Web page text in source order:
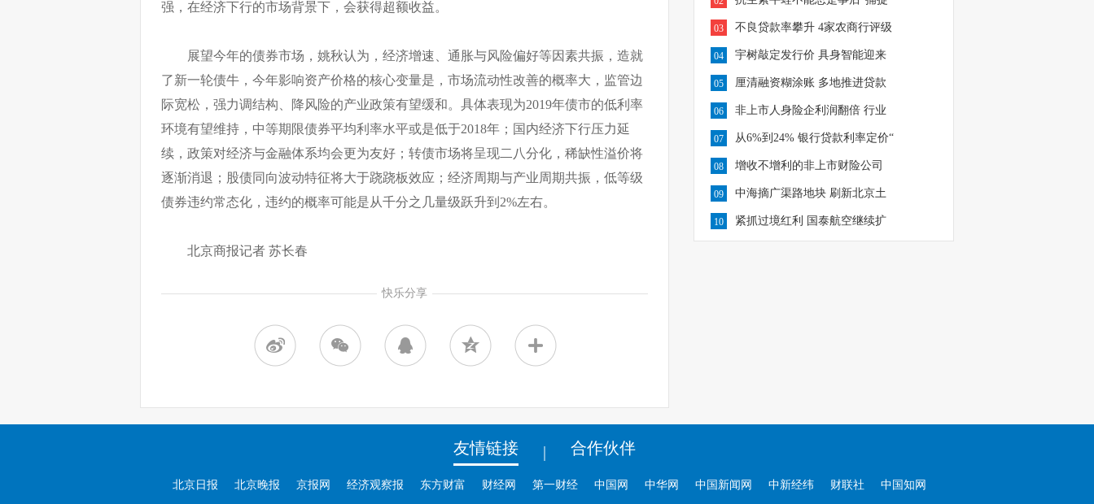
强，在经济下行的市场背景下，会获得超额收益。
展望今年的债券市场，姚秋认为，经济增速、通胀与风险偏好等因素共振，造就
了新一轮债牛，今年影响资产价格的核心变量是，市场流动性改善的概率大，监管边
际宽松，强力调结构、降风险的产业政策有望缓和。具体表现为2019年债市的低利率
环境有望维持，中等期限债券平均利率水平或是低于2018年；国内经济下行压力延
续，政策对经济与金融体系均会更为友好；转债市场将呈现二八分化，稀缺性溢价将
逐渐消退；股债同向波动特征将大于跷跷板效应；经济周期与产业周期共振，低等级
债券违约常态化，违约的概率可能是从千分之几量级跃升到2%左右。
北京商报记者 苏长春
快乐分享
03 不良贷款率攀升 4家农商行评级
04 宇树敲定发行价 具身智能迎来
05 厘清融资糊涂账 多地推进贷款
06 非上市人身险企利润翻倍 行业
07 从6%到24% 银行贷款利率定价“
08 增收不增利的非上市财险公司
09 中海摘广渠路地块 刷新北京土
10 紧抓过境红利 国泰航空继续扩
友情链接 | 合作伙伴
北京日报 北京晚报 京报网 经济观察报 东方财富 财经网 第一财经 中国网 中华网 中国新闻网 中新经纬 财联社 中国知网